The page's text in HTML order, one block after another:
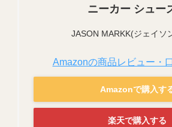
ニーカー シュー
JASON MARKK(ジェイソ
Amazonの商品レビュー・
Amazonで購入す
楽天で購入する